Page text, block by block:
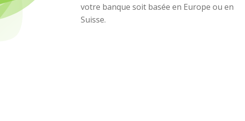
votre banque soit basée en Europe ou en
Suisse.